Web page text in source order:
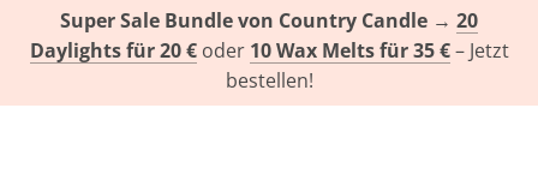
Super Sale Bundle von Country Candle → 20
Daylights für 20 €oder 10 Wax Melts für 35 €– Jetzt
bestellen!